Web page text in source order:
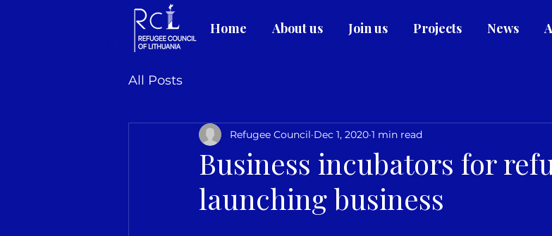
Home About us Join us Projects News
All Posts
Business incubators for
launching business
Refugee Council Dec 1, 2020 1 min read